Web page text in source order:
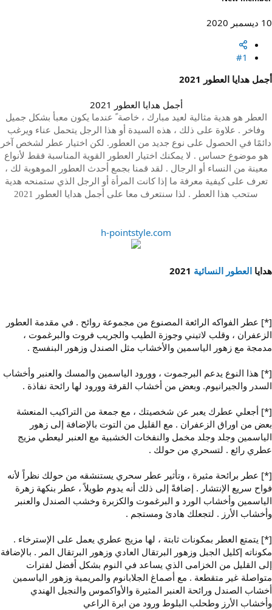
10 ديسمبر 2020
#1
أجمل هدايا العطور 2021
أجمل هدايا العطور 2021​
العطر هو هدية مثالية لعيد مبارك ، خاصة ً عندما يكون معبأ بشكل جميل
وفاخر . علاوة على ذلك ، هذه السيدة أو هذا الرجل يتحمل عناء ويرغب
دائمًا في الحصول على نوع جديد من العطور. لكن اختيار عطر لشخص آخر
هو موضوع حساس . لا يمكنك اختيار العطور القوية المناسبة فقط لأنواع
معينة من النساء أو الرجال . لقد قمنا بجمع أحدث العطور الموهوبة لك ،
تعرف على كيفية معرفة ما إذا كانت المرأة أو الرجل الذي ستمنحه هدية
ستحب هذا العطر . لذا سنتعرف معا على أجمل هدايا العطور 2021​
h-pointstyle.com
هدايا العطور النسائية
[*] عطر الفواكه الرائعة المصنوع من مجموعة روائح . في مقدمة العطور
الزعفران ، وقلب لاتيني وجوزة الطيب والجريب فروت والبرغموت ،
مدمجة مع زهور الياسمين والأخشاب مثل الصندل وزهور البنفسج .
[*] هذا النوع يدعم البرجموت ، وورود الياسمين والمسك والعنبر وأخشاب
السدر والجيرانيوم. وبعض من أخشاب القرفة وورود لها رائحة نفاذة .
[*] أجعلي عطرك يعبر عن شخصيتك ، مع جمعة من التراكيب المنعشة
بعض من اوراق الزعفران . مع القليل من التوت بالإضافة إلى زهور
الياسمين وجلد وجلد مخمل والنفخات الخشبية مع العنبر ليعطي مزيج
عطري رائع . لتسحري من حولك .
[*] عطر برائحة مثيرة ، وتأثير عطر سحري يستنشقه من حولك نظراً لأنه
فواح سريع الإنتشار . إضافةً إلى ذلك أنه يدوم طويلاً ، عطر بنكهة زهرة
الياسمين وأخشاب الورد و البرغموت والكزبرة وخشب الصندل والعنبر
وأخشاب الأرز . لتجعلك هادئ ومستجم .
[*] يتمتع العطر بمكونات ثابتة ، لها مزيج عطري يعمل على الإسترخاء .
مكوناته إكليل الجبل وزهور البرتقال العادي وزهور البرتقال المر . بالإضافة
إلى القليل من الخزامى الذي يساعد في النوم بشكل أفضل لفترات
متواصلة غير متقطعة . مع أصماغ الجلابانوم والمريمية وزهور الياسمين
أخشاب الصندل ورائحة العنبر المثيرة والأواكموس والنجيل الهندي
وأخشاب الأرز وطحلب البلوط ورود من ابرة الراعي